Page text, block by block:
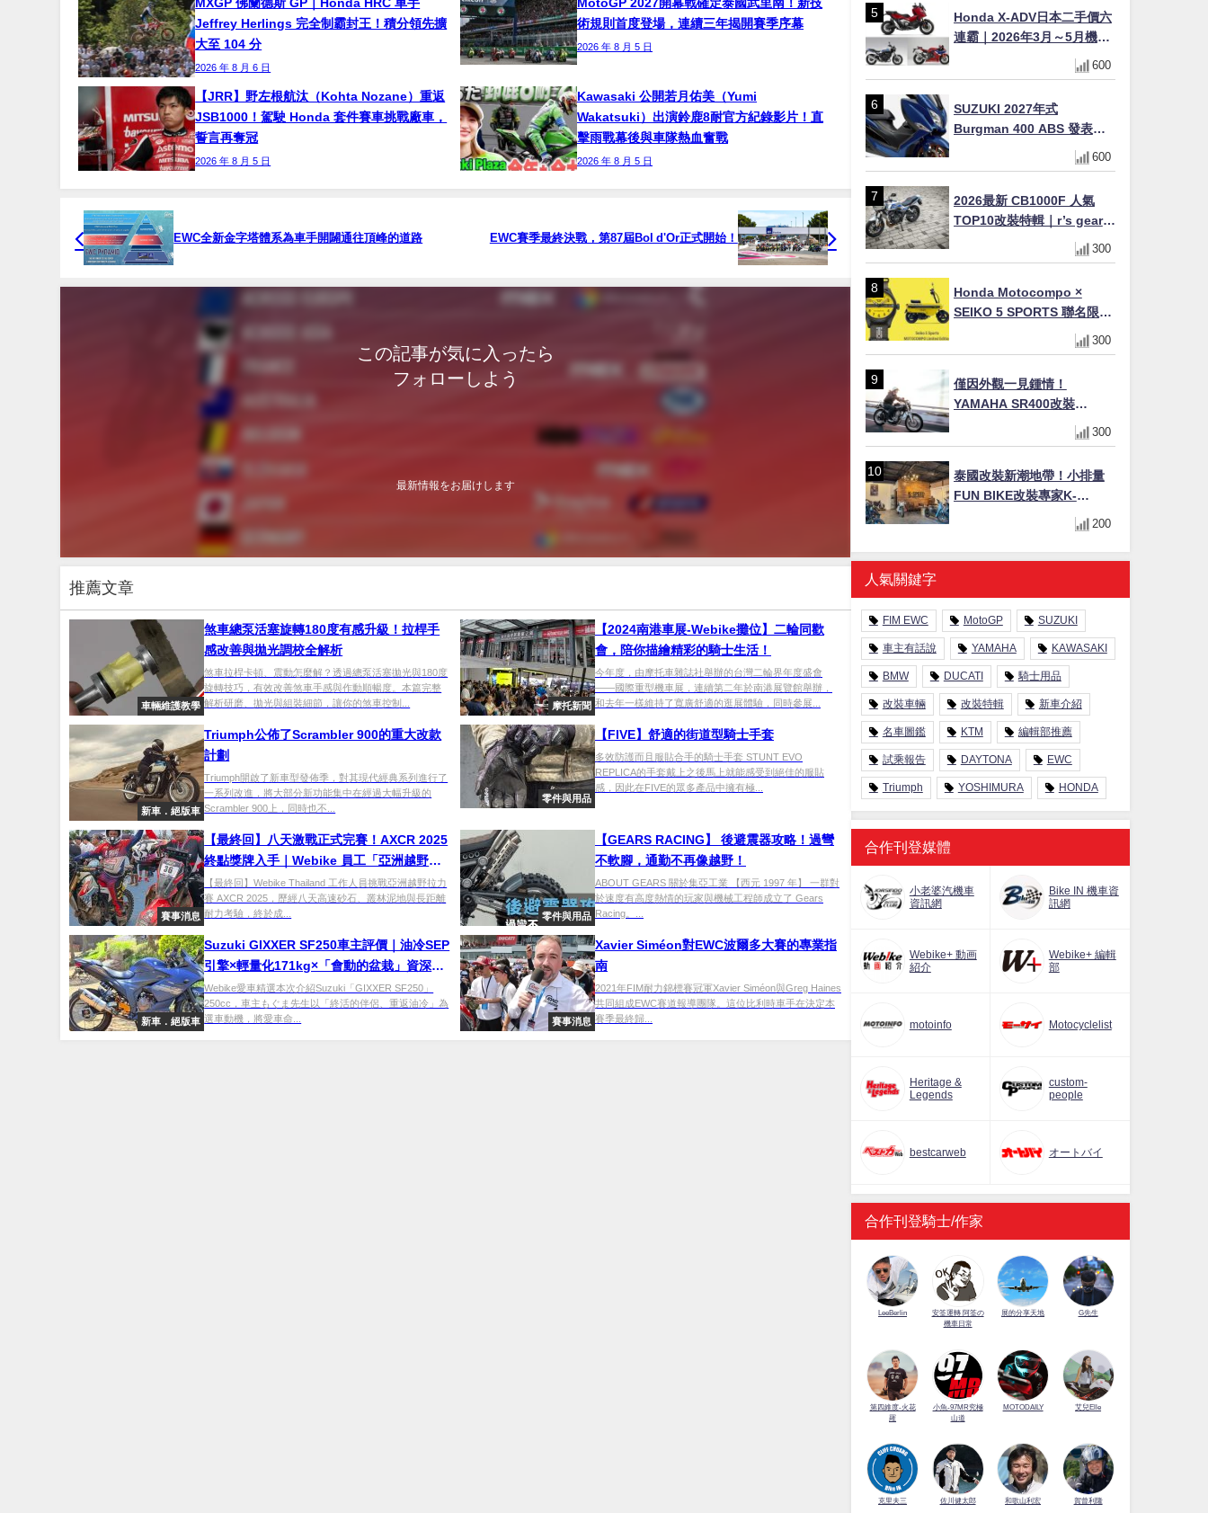
Jeffrey Herlings 完全制霸封王！積分領先擴
大至 104 分
2026 年 8 月 6 日
術規則首度登場，連續三年揭開賽季序幕
2026 年 8 月 5 日
【JRR】野左根航汰（Kohta Nozane）重返
JSB1000！駕駛 Honda 套件賽車挑戰廠車，
誓言再奪冠
2026 年 8 月 5 日
Kawasaki 公開若月佑美（Yumi
Wakatsuki）出演鈴鹿8耐官方紀錄影片！直
擊雨戰幕後與車隊熱血奮戰
2026 年 8 月 5 日
EWC全新金字塔體系為車手開闢通往頂峰的道路 EWC賽季最終決戰，第87屆Bol d'Or正式開始！
この記事が気に入ったら
フォローしよう
最新情報をお届けします
推薦文章
車輛維護教學
煞車總泵活塞旋轉180度有感升級！拉桿手
感改善與拋光調校全解析
煞車拉桿卡頓、震動怎麼解？透過總泵活塞拋光與180度
旋轉技巧，有效改善煞車手感與作動順暢度。本篇完整
解析研磨、拋光與組裝細節，讓你的煞車控制...
摩托新聞
【2024南港車展-Webike攤位】二輪同歡
會，陪你描繪精彩的騎士生活！
今年度，由摩托車雜誌社舉辦的台灣二輪界年度盛會
——國際重型機車展，連續第二年於南港展覽館舉辦，
和去年一樣維持了寬廣舒適的逛展體驗，同時參展...
新車．絕版車
Triumph公佈了Scrambler 900的重大改款
計劃
Triumph開啟了新車型發佈季，對其現代經典系列進行了
一系列改進，將大部分新功能集中在經過大幅升級的
Scrambler 900上，同時也不...
零件與用品
【FIVE】舒適的街道型騎士手套
多效防護而且服貼合手的騎士手套 STUNT EVO
REPLICA的手套戴上之後馬上就能感受到絕佳的服貼
感，因此在FIVE的眾多產品中擁有極...
賽事消息
【最終回】八天激戰正式完賽！AXCR 2025
終點獎牌入手｜Webike 員工「亞洲越野拉
力賽」參戰記
【最終回】Webike Thailand 工作人員挑戰亞洲越野拉力
賽 AXCR 2025，歷經八天高速砂石、叢林泥地與長距離
耐力考驗，終於成...
零件與用品
【GEARS RACING】 後避震器攻略！過彎
不軟腳，通勤不再像越野！
ABOUT GEARS 關於集亞工業 【⻄元 1997 年】 ⼀群對
於速度有⾼度熱情的玩家與機械⼯程師成立了 Gears
Racing。...
新車．絕版車
Suzuki GIXXER SF250車主評價｜油冷SEP
引擎×輕量化171kg×「會動的盆栽」資深騎
士的終活夥伴【Webike愛車精選】
Webike愛車精選本次介紹Suzuki「GIXXER SF250」
250cc，車主もぐま先生以「終活的伴侶、重返油冷」為
選車動機，將愛車命...
賽事消息
Xavier Siméon對EWC波爾多大賽的專業指
南
2021年FIM耐力錦標賽冠軍Xavier Siméon與Greg Haines
共同組成EWC賽道報導團隊。這位比利時車手在決定本
賽季最終歸...
Honda X-ADV日本二手價六
連霸｜2026年3月～5月機車
轉售排行榜 CBR1000RR-R
FIREBLADE SP首度躋身前
600
SUZUKI 2027年式
Burgman 400 ABS 發表！
8/18日本上市、支援E10汽油
售價98萬100日圓
600
2026最新 CB1000F 人氣
TOP10改裝特輯｜r’s gear鈦
合金排氣管、OHLINS TTX
後避震、HONDA頭燈整流罩
300
Honda Motocompo ×
SEIKO 5 SPORTS 聯名限量
錶登場！重現黃色車身、油
箱開關等經典設計
300
僅因外觀一見鍾情！
YAMAHA SR400改裝
Tracker風格｜ 女車主的機車
人生蛻變記
300
泰國改裝新潮地帶！小排量
FUN BIKE改裝專家K-
200
人氣關鍵字
FIM EWC MotoGP SUZUKI
車主有話說 YAMAHA KAWASAKI
BMW DUCATI 騎士用品
改裝車輛 改裝特輯 新車介紹
名車圖鑑 KTM 編輯部推薦
試乘報告 DAYTONA EWC
Triumph YOSHIMURA HONDA
合作刊登媒體
小老婆汽機車
資訊網
Bike IN 機車資
訊網
Webike+ 動画
紹介
Webike+ 編輯
部
motoinfo Motocyclelist
Heritage &
Legends
custom-
people
bestcarweb オートバイ
合作刊登騎士/作家
LeeBerlin
安筌運轉 阿筌の
機車日常
展的分享天地 G先生
第四維度-火花
羅
小魚-97MR究極
山道
MOTODAILY 艾兒Elle
克里夫三 佐川健太郎 和歌山利宏 賀曾利隆